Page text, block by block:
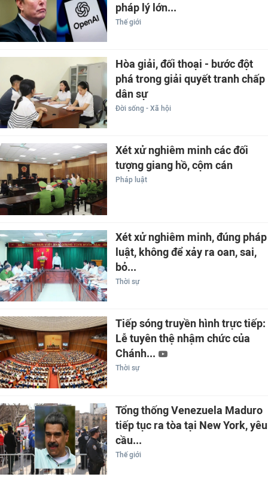
pháp lý lớn...
Thế giới
Hòa giải, đối thoại - bước đột
phá trong giải quyết tranh chấp
dân sự
Đời sống - Xã hội
Xét xử nghiêm minh các đối
tượng giang hồ, cộm cán
Pháp luật
Xét xử nghiêm minh, đúng pháp
luật, không để xảy ra oan, sai,
bỏ...
Thời sự
Tiếp sóng truyền hình trực tiếp:
Lễ tuyên thệ nhậm chức của
Chánh...
Thời sự
Tổng thống Venezuela Maduro
tiếp tục ra tòa tại New York, yêu
cầu...
Thế giới